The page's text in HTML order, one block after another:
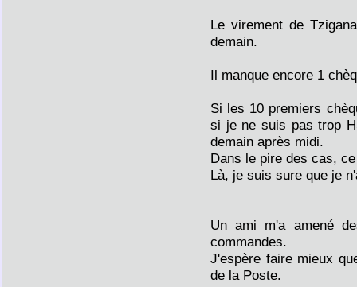
Le virement de
demain.
Il manque encore 1
Si les 10 premiers
si je ne suis pas trop
demain après midi.
Dans le pire des cas,
Là, je suis sure que je
Un ami m'a amené
commandes.
J'espère faire mieux
de la Poste.